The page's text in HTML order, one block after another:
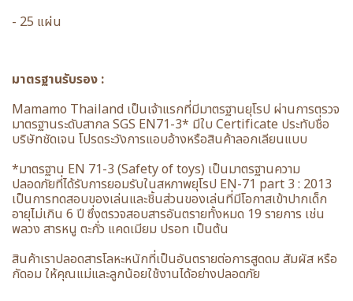
- 25 แผ่น
มาตรฐานรับรอง :
Mamamo Thailand เป็นเจ้าแรกที่มีมาตรฐานยุโรป ผ่านการตรวจ
มาตรฐานระดับสากล SGS EN71-3* มีใบ Certificate ประทับชื่อ
บริษัทชัดเจน โปรดระวังการแอบอ้างหรือสินค้าลอกเลียนแบบ
*มาตรฐาน EN 71-3 (Safety of toys) เป็นมาตรฐานความ
ปลอดภัยที่ได้รับการยอมรับในสหภาพยุโรป EN-71 part 3 : 2013
เป็นการทดสอบของเล่นและชิ้นส่วนของเล่นที่มีโอกาสเข้าปากเด็ก
อายุไม่เกิน 6 ปี ซึ่งตรวจสอบสารอันตรายทั้งหมด 19 รายการ เช่น
พลวง สารหนู ตะกั่ว แคดเมียม ปรอท เป็นต้น
สินค้าเราปลอดสารโลหะหนักที่เป็นอันตรายต่อการสูดดม สัมผัส หรือ
กัดอม ให้คุณแม่และลูกน้อยใช้งานได้อย่างปลอดภัย